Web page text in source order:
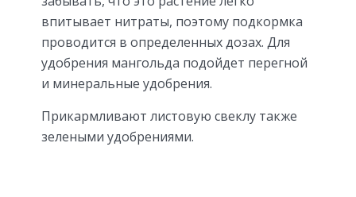
впитывает нитраты, поэтому подкормка
проводится в определенных дозах. Для
удобрения мангольда подойдет перегной
и минеральные удобрения.
Прикармливают листовую свеклу также
зелеными удобрениями.